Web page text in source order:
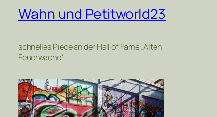
Wahn und Petitworld23
schnelles Piece an der Hall of Fame „Alten
Feuerwache“